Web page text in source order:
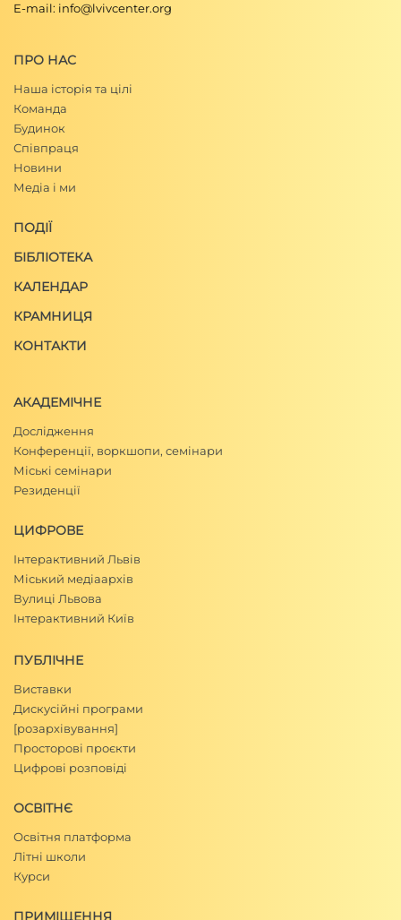
E-mail: info@lvivcenter.org
ПРО НАС
Наша історія та цілі
Команда
Будинок
Співпраця
Новини
Медіа і ми
ПОДІЇ
БІБЛІОТЕКА
КАЛЕНДАР
КРАМНИЦЯ
КОНТАКТИ
АКАДЕМІЧНЕ
Дослідження
Конференції, воркшопи, семінари
Міські семінари
Резиденції
ЦИФРОВЕ
Інтерактивний Львів
Міський медіаархів
Вулиці Львова
Інтерактивний Київ
ПУБЛІЧНЕ
Виставки
Дискусійні програми
[розархівування]
Просторові проєкти
Цифрові розповіді
ОСВІТНЄ
Освітня платформа
Літні школи
Курси
ПРИМІЩЕННЯ